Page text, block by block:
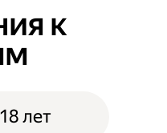
к
лет